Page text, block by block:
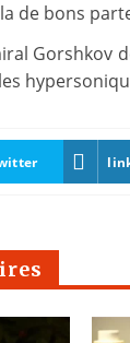
de bons
Gorshkov